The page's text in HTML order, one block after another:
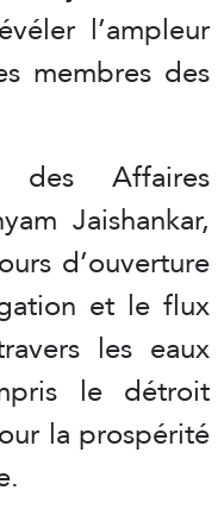
l’ampleur
membres des
Affaires
Jaishankar,
d’ouverture
et le flux
les eaux
le détroit
la prospérité